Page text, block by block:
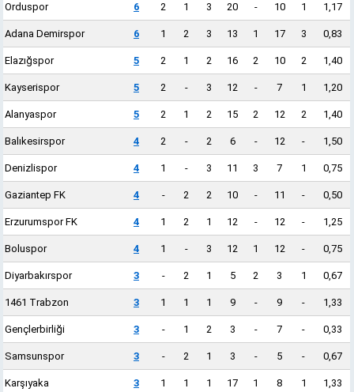
Orduspor 6 2 1 3 20 - 10 1 1,17
Adana Demirspor 6 1 2 3 13 1 17 3 0,83
Elazığspor 5 2 1 2 16 2 10 2 1,40
Kayserispor 5 2 - 3 12 - 7 1 1,20
Alanyaspor 5 2 1 2 15 2 12 2 1,40
Balıkesirspor 4 2 - 2 6 - 12 - 1,50
Denizlispor 4 1 - 3 11 3 7 1 0,75
Gaziantep FK 4 - 2 2 10 - 11 - 0,50
Erzurumspor FK 4 1 2 1 12 - 12 - 1,25
Boluspor 4 1 - 3 12 1 12 - 0,75
Diyarbakırspor 3 - 2 1 5 2 3 1 0,67
1461 Trabzon 3 1 1 1 9 - 9 - 1,33
Gençlerbirliği 3 - 1 2 3 - 7 - 0,33
Samsunspor 3 - 2 1 3 - 5 - 0,67
Karşıyaka 3 1 1 1 17 1 8 1 1,33